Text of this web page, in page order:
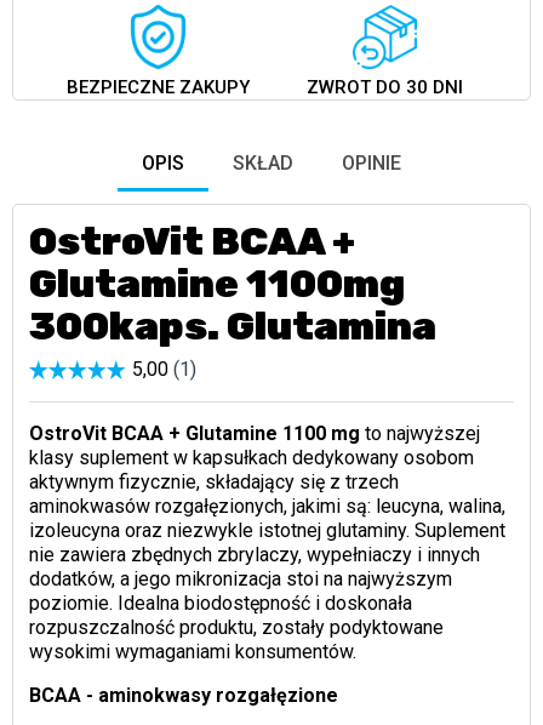
BEZPIECZNE ZAKUPY ZWROT DO 30 DNI
OPIS SKŁAD OPINIE
OstroVit BCAA +
Glutamine 1100mg
300kaps. Glutamina
OstroVit BCAA + Glutamine 1100 mg to najwyższej
klasy suplement w kapsułkach dedykowany osobom
aktywnym fizycznie, składający się z trzech
aminokwasów rozgałęzionych, jakimi są: leucyna, walina,
izoleucyna oraz niezwykle istotnej glutaminy. Suplement
nie zawiera zbędnych zbrylaczy, wypełniaczy i innych
dodatków, a jego mikronizacja stoi na najwyższym
poziomie. Idealna biodostępność i doskonała
rozpuszczalność produktu, zostały podyktowane
wysokimi wymaganiami konsumentów.
BCAA - aminokwasy rozgałęzione